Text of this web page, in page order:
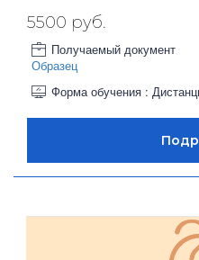
5500 руб.
Получаемый документ
Образец
Форма обучения :